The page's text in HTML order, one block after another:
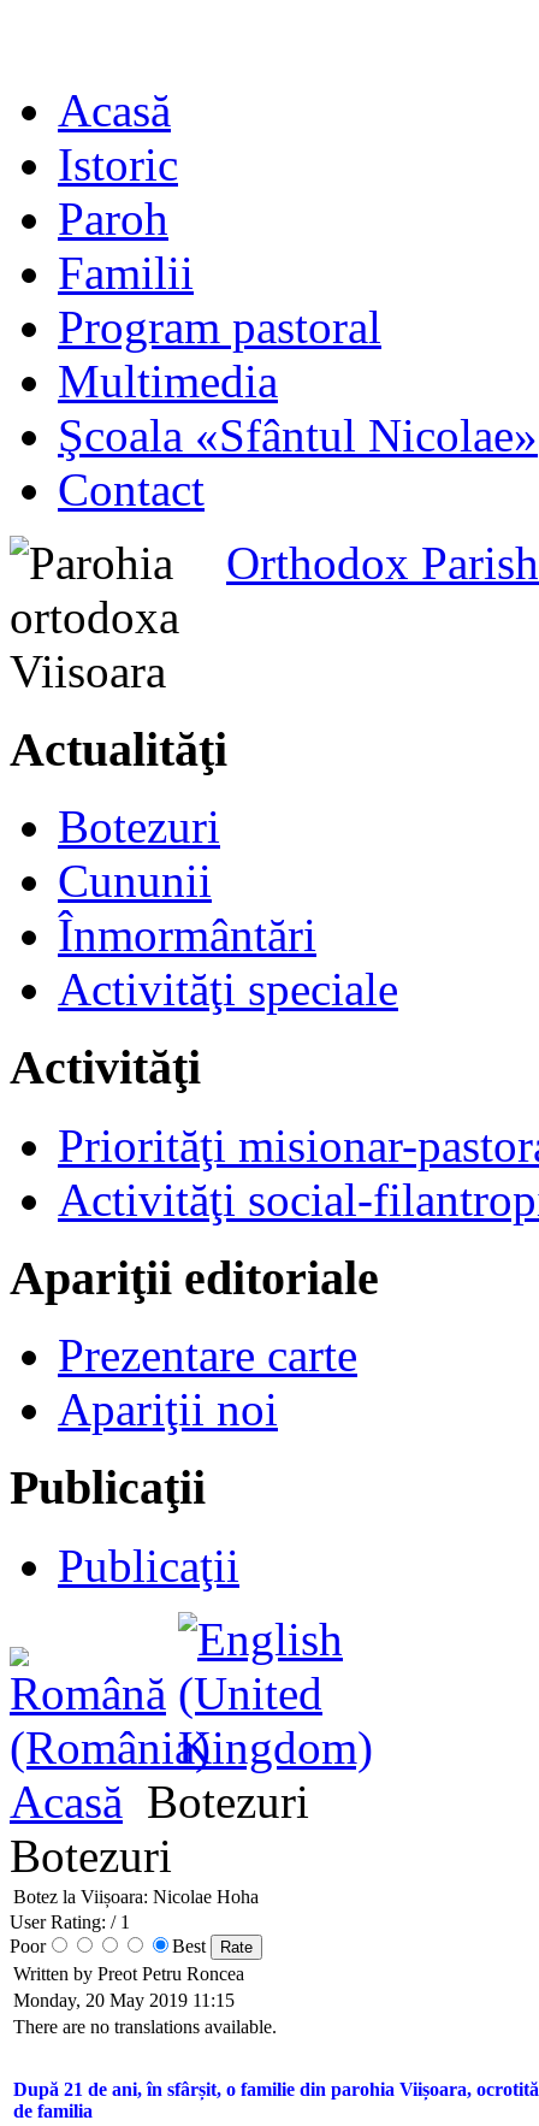
Acasă
Istoric
Paroh
Familii
Program pastoral
Multimedia
Şcoala «Sfântul Nicolae»
Contact
Orthodox
Actualităţi
Botezuri
Cununii
Înmormântări
Activităţi speciale
Activităţi
Priorităţi misionar-
Activităţi social-
Apariţii editoriale
Prezentare carte
Apariţii noi
Publicaţii
Publicaţii
Acasă Botezuri
Botezuri
Botez la Viișoara: Nicolae Hoha
User Rating: / 1
Poor
Best
Written by Preot Petru Roncea
Monday, 20 May 2019 11:15
There are no translations available.
După 21 de ani, în sfârșit, o familie din parohia Viișoara,
de familia